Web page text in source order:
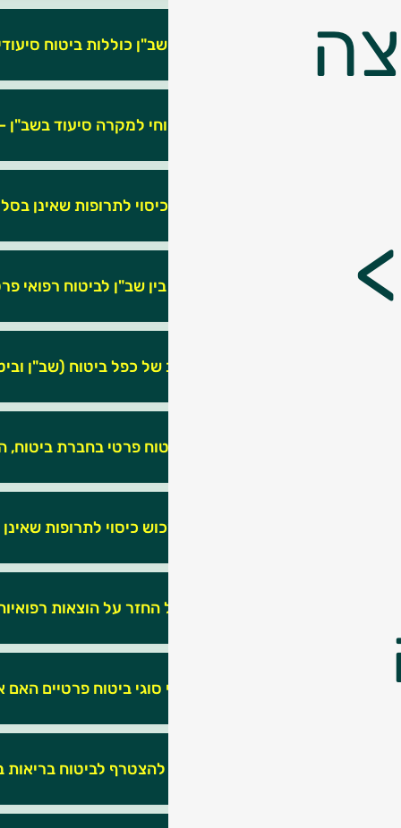
האם תוכניות השב"ן כוללות ביטוח
יש לי כיסוי ביטוחי למקרה סיעוד בשב"ן – האם יש
האם בשב"ן יש כיסוי לתרופות שאינן
מהם ההבדלים בין שב"ן לביטוח רפואי
מה קורה במצב של כפל ביטוח (שב"ן
אני מבוטח בביטוח פרטי בחברת
האם מומלץ לרכוש כיסוי לתרופות
האם ניתן לקבל החזר על הוצאות
אם ברשותי שני סוגי ביטוח פרטיים
מדוע ממליצים להצטרף לביטוח בריאות